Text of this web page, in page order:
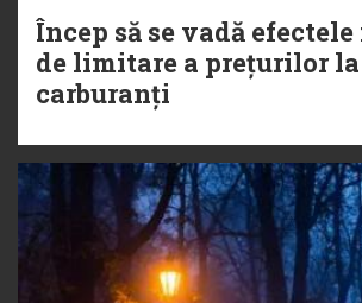
Încep să se vadă
de limitare a prețurilor la
carburanți